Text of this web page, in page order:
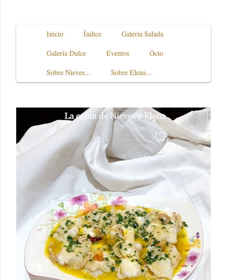
Inicio Índice
Galería Salada
Galería Dulce
Eventos
Ocio
Sobre Nieves...
Sobre Elena...